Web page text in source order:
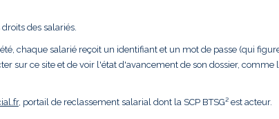
des salariés.
chaque salarié reçoit un identifiant et un mot de passe (qui
sur ce site et de voir l'état d'avancement de son dossier, comme
, portail de reclassement salarial dont la SCP BTSG² est acteur.